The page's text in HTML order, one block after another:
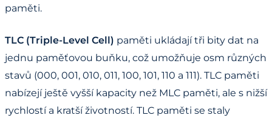
paměti.
TLC (Triple-Level Cell) paměti ukládají tři bity dat na
jednu paměťovou buňku, což umožňuje osm různých
stavů (000, 001, 010, 011, 100, 101, 110 a 111). TLC paměti
nabízejí ještě vyšší kapacity než MLC paměti, ale s nižší
rychlostí a kratší životností. TLC paměti se staly